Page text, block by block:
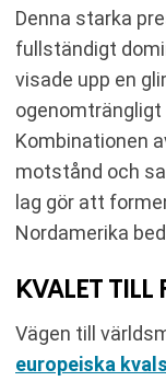
Denna starka
fullständigt
visade upp en
Kombinationen
motstånd och
lag gör att
Nordamerika
KVALET
Vägen till
europeiska